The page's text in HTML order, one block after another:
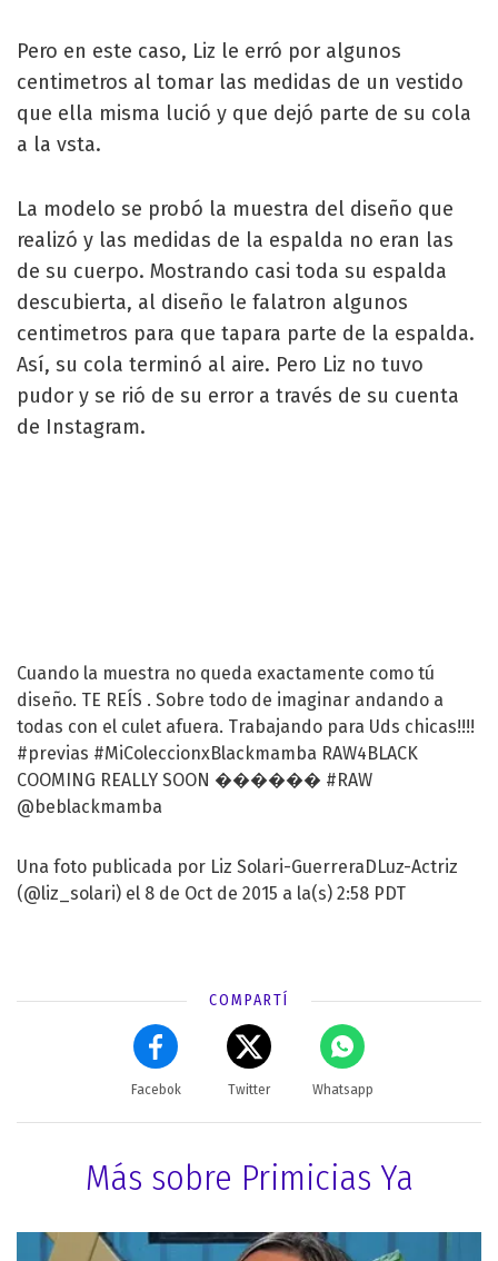
Pero en este caso, Liz le erró por algunos
centimetros al tomar las medidas de un vestido
que ella misma lució y que dejó parte de su cola
a la vsta.
La modelo se probó la muestra del diseño que
realizó y las medidas de la espalda no eran las
de su cuerpo. Mostrando casi toda su espalda
descubierta, al diseño le falatron algunos
centimetros para que tapara parte de la espalda.
Así, su cola terminó al aire. Pero Liz no tuvo
pudor y se rió de su error a través de su cuenta
de Instagram.
Cuando la muestra no queda exactamente como tú
diseño. TE REÍS . Sobre todo de imaginar andando a
todas con el culet afuera. Trabajando para Uds chicas!!!!
#previas #MiColeccionxBlackmamba RAW4BLACK
COOMING REALLY SOON ������ #RAW
@beblackmamba
Una foto publicada por Liz Solari-GuerreraDLuz-Actriz
(@liz_solari) el 8 de Oct de 2015 a la(s) 2:58 PDT
COMPARTÍ
Facebok Twitter Whatsapp
Más sobre Primicias Ya